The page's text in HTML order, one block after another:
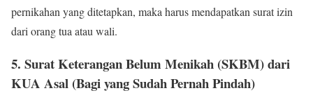
pernikahan yang ditetapkan, maka harus mendapatkan surat izin
dari orang tua atau wali.
5. Surat Keterangan Belum Menikah (SKBM) dari
KUA Asal (Bagi yang Sudah Pernah Pindah)